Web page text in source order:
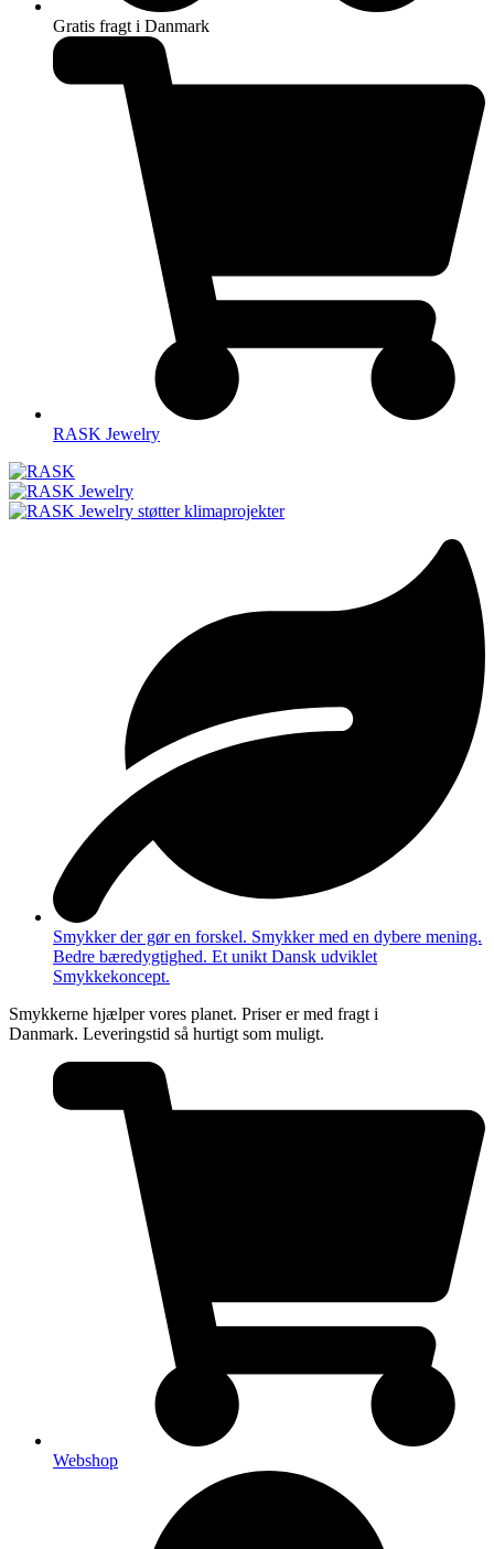
Gratis fragt i Danmark
RASK Jewelry
Smykker der gør en forskel. Smykker med en dybere mening.
Bedre bæredygtighed. Et unikt Dansk udviklet
Smykkekoncept.
Smykkerne hjælper vores planet. Priser er med fragt i
Danmark. Leveringstid så hurtigt som muligt.
Webshop